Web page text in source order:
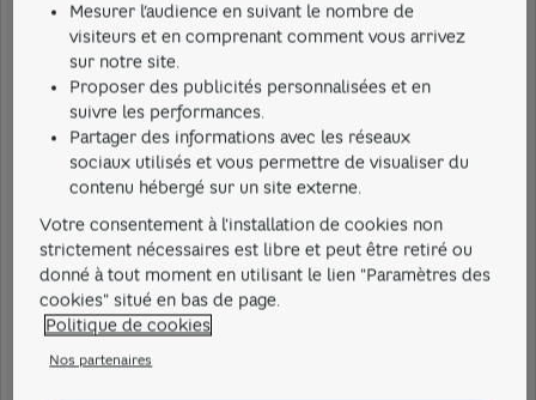
Obtention du Kbis: Une fois votre entreprise
immatriculée, vous recevez votre extrait Kbis, qui
officialise la création de votre société et vous pouvez
alors sereinement ouvrir votre compte bancaire Hello
bank! Pro pour libérer votre dépôt de capital (dans le
cas d'une SASU ou EURL uniquement).
Cela m'a aidé
Mesurer l’audience en suivant le nombre de
visiteurs et en comprenant comment vous arrivez
sur notre site.
Proposer des publicités personnalisées et en
suivre les performances.
Partager des informations avec les réseaux
sociaux utilisés et vous permettre de visualiser du
contenu hébergé sur un site externe.
Votre consentement à l'installation de cookies non
strictement nécessaires est libre et peut être retiré ou
donné à tout moment en utilisant le lien "Paramètres des
cookies" situé en bas de page.
Politique de cookies
Nos partenaires